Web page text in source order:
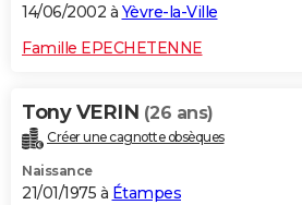
14/06/2002 à Yèvre-la-Ville
Famille EPECHETENNE
Tony VERIN (26 ans)
Créer une cagnotte obsèques
Naissance
21/01/1975 à Étampes